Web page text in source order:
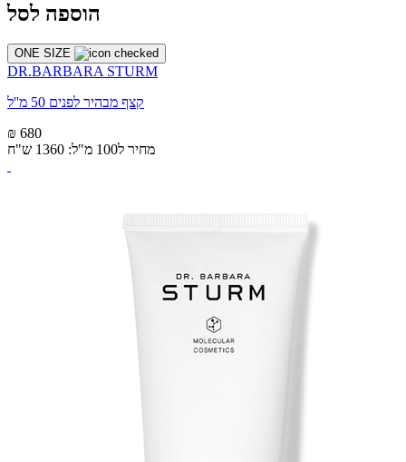
הוספה לסל
ONE SIZE
DR.BARBARA STURM
קצף מבהיר לפנים 50 מ''ל
₪ 680
מחיר ל100 מ"ל: 1360 ש"ח